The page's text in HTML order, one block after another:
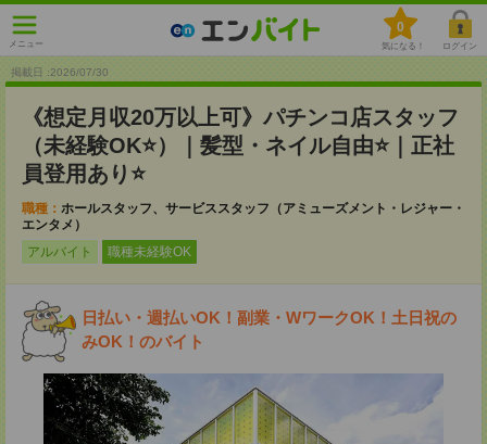
メニュー
0
気になる！ ログイン
掲載日 :2026/07/30
《想定月収20万以上可》パチンコ店スタッフ
（未経験OK⭐）｜髪型・ネイル自由⭐｜正社
員登用あり⭐
職種： ホールスタッフ、サービススタッフ（アミューズメント・レジャー・
エンタメ）
アルバイト
職種未経験OK
日払い・週払いOK！副業・WワークOK！土日祝の
みOK！のバイト